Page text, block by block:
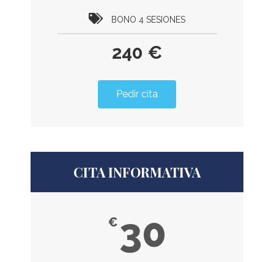
BONO 4 SESIONES
240 €
Pedir cita
CITA INFORMATIVA
€ 30